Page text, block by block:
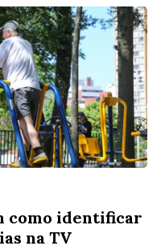
como identificar
na TV